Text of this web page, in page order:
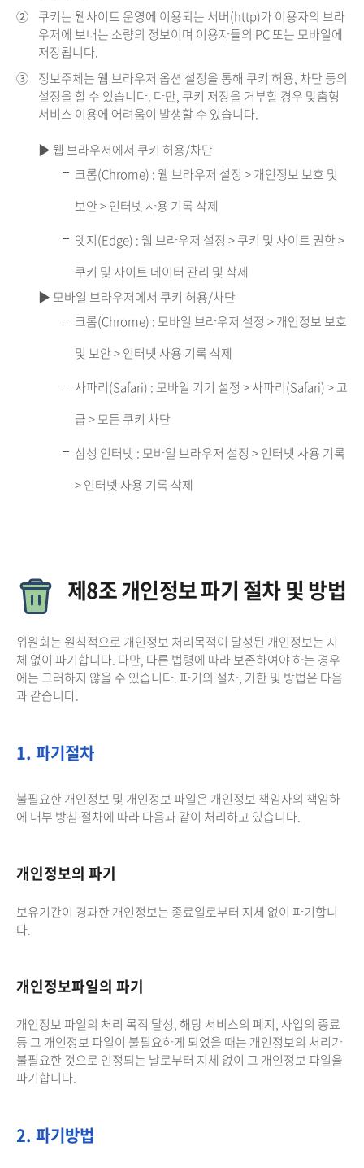
② 쿠키는 웹사이트 운영에 이용되는 서버(http)가 이용자의 브라
우저에 보내는 소량의 정보이며 이용자들의 PC 또는 모바일에
저장됩니다.
③ 정보주체는 웹 브라우저 옵션 설정을 통해 쿠키 허용, 차단 등의
설정을 할 수 있습니다. 다만, 쿠키 저장을 거부할 경우 맞춤형
서비스 이용에 어려움이 발생할 수 있습니다.
▶ 웹 브라우저에서 쿠키 허용/차단
크롬(Chrome) : 웹 브라우저 설정 > 개인정보 보호 및
보안 > 인터넷 사용 기록 삭제
엣지(Edge) : 웹 브라우저 설정 > 쿠키 및 사이트 권한 >
쿠키 및 사이트 데이터 관리 및 삭제
▶ 모바일 브라우저에서 쿠키 허용/차단
크롬(Chrome) : 모바일 브라우저 설정 > 개인정보 보호
및 보안 > 인터넷 사용 기록 삭제
사파리(Safari) : 모바일 기기 설정 > 사파리(Safari) > 고
급 > 모든 쿠키 차단
삼성 인터넷 : 모바일 브라우저 설정 > 인터넷 사용 기록
> 인터넷 사용 기록 삭제
제8조 개인정보 파기 절차 및 방법
위원회는 원칙적으로 개인정보 처리목적이 달성된 개인정보는 지
체 없이 파기합니다. 다만, 다른 법령에 따라 보존하여야 하는 경우
에는 그러하지 않을 수 있습니다. 파기의 절차, 기한 및 방법은 다음
과 같습니다.
1. 파기절차
불필요한 개인정보 및 개인정보 파일은 개인정보 책임자의 책임하
에 내부 방침 절차에 따라 다음과 같이 처리하고 있습니다.
개인정보의 파기
보유기간이 경과한 개인정보는 종료일로부터 지체 없이 파기합니
다.
개인정보파일의 파기
개인정보 파일의 처리 목적 달성, 해당 서비스의 폐지, 사업의 종료
등 그 개인정보 파일이 불필요하게 되었을 때는 개인정보의 처리가
불필요한 것으로 인정되는 날로부터 지체 없이 그 개인정보 파일을
파기합니다.
2. 파기방법